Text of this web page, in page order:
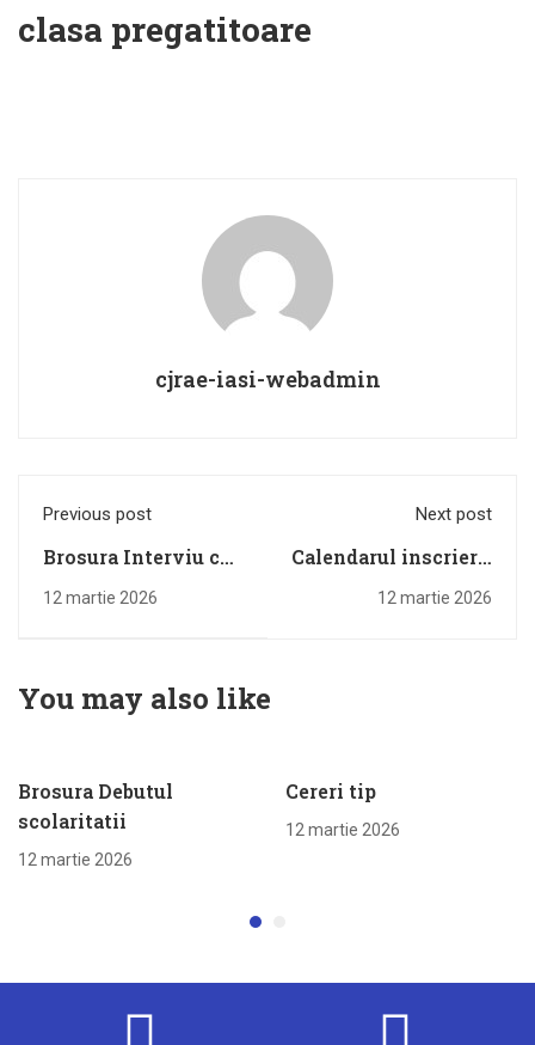
clasa pregatitoare
cjrae-iasi-webadmin
Previous post
Brosura Interviu cu
viitorul meu_2026
12 martie 2026
Next post
Calendarul inscrierii
in clasa pregatitoare
12 martie 2026
You may also like
Brosura Debutul
scolaritatii
12 martie 2026
Cereri tip
12 martie 2026